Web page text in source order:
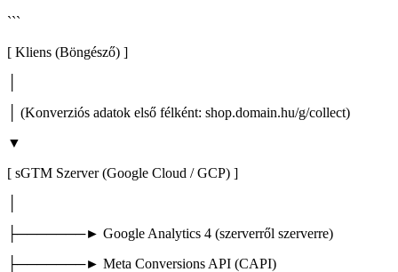
```
[ Kliens (Böngésző) ]
│ (Konverziós adatok első félként: shop.domain.hu/g/collect)
▼
[ sGTM Szerver (Google Cloud / GCP) ]
├───────► Google Analytics 4 (szerverről szerverre)
├───────► Meta Conversions API (CAPI)